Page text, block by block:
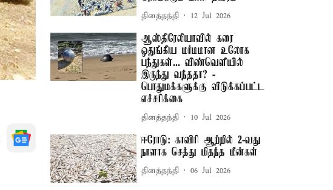
தினத்தந்தி 12 Jul 2026
ஆஸ்திரேலியாவில் கரை
ஒதுங்கிய மர்மமான உலோக
பந்துகள்... விண்வெளியில்
இருந்து வந்ததா? -
பொதுமக்களுக்கு விடுக்கப்பட்ட
எச்சரிக்கை
தினத்தந்தி 10 Jul 2026
ஈரோடு: காவிரி ஆற்றில் 2-வது
நாளாக செத்து மிதந்த மீன்கள்
தினத்தந்தி 06 Jul 2026